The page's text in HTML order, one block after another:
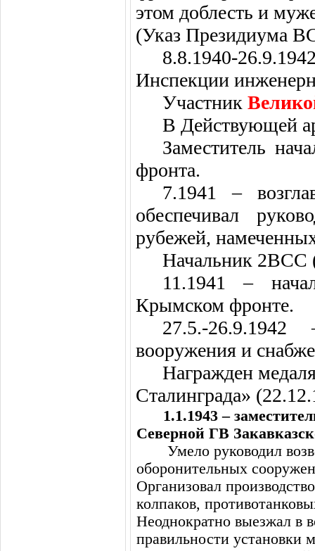
этом доблесть и
(Указ Президиума
8.8.1940-
Инспекции
Участник
В Действующей
Заместитель
фронта.
7.1941 –
обеспечивал
рубежей,
Начальник
11.1941 –
Крымском фронте.
27.5.-
вооружения и
Награжден
Сталинграда»
1.1.1943 –
Северной ГВ
Умело руководил
оборонительных
Организовал
колпаков,
Неоднократно выезжал в
правильности установки